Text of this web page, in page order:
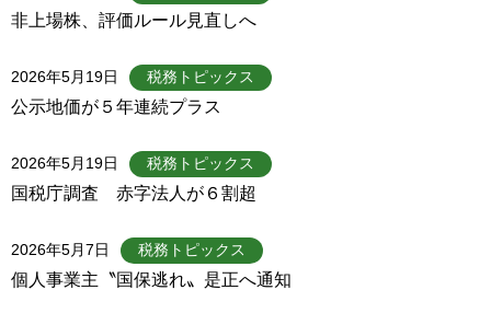
非上場株、評価ルール見直しへ
2026年5月19日 税務トピックス
公示地価が５年連続プラス
2026年5月19日 税務トピックス
国税庁調査 赤字法人が６割超
2026年5月7日 税務トピックス
個人事業主〝国保逃れ〟是正へ通知